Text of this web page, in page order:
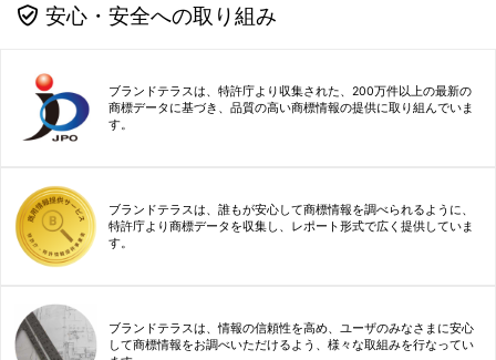
安心・安全への取り組み
ブランドテラスは、特許庁より収集された、200万件以上の最新の
商標データに基づき、品質の高い商標情報の提供に取り組んでいま
す。
ブランドテラスは、誰もが安心して商標情報を調べられるように、
特許庁より商標データを収集し、レポート形式で広く提供していま
す。
ブランドテラスは、情報の信頼性を高め、ユーザのみなさまに安心
して商標情報をお調べいただけるよう、様々な取組みを行なってい